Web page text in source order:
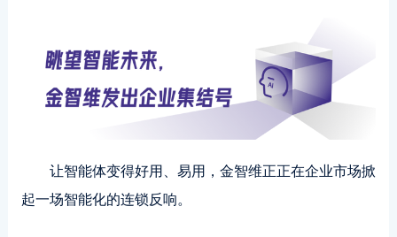
让智能体变得好用、易用，金智维正正在企业市场掀
起一场智能化的连锁反响。